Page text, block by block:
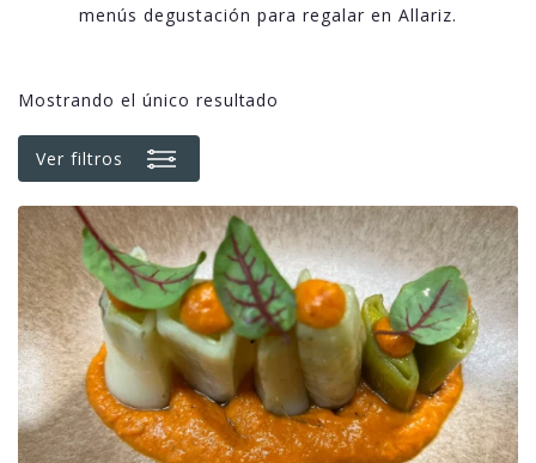
menús degustación para regalar en Allariz.
Mostrando el único resultado
Ver filtros